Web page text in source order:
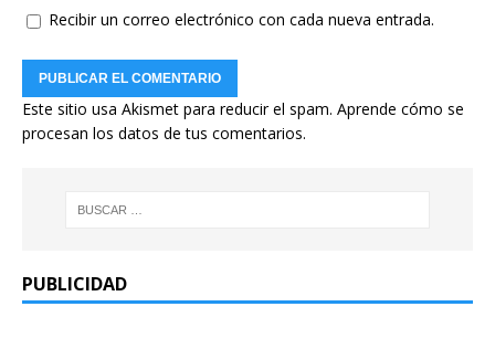
Recibir un correo electrónico con cada nueva entrada.
Este sitio usa Akismet para reducir el spam. Aprende cómo se
procesan los datos de tus comentarios.
PUBLICIDAD